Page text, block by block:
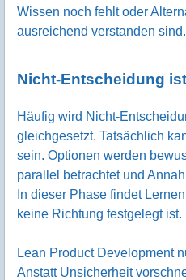
Wissen noch fehlt oder
ausreichend verstanden sind.
Nicht-Entscheidung
Häufig wird Nicht-
gleichgesetzt. Tatsächlich
sein. Optionen werden
parallel betrachtet und
In dieser Phase findet
keine Richtung festgelegt ist.
Lean Product Development
Anstatt Unsicherheit